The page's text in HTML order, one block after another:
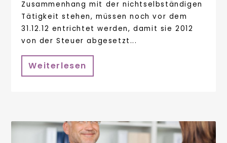
Zusammenhang mit der nichtselbständigen
Tätigkeit stehen, müssen noch vor dem
31.12.12 entrichtet werden, damit sie 2012
von der Steuer abgesetzt...
Weiterlesen